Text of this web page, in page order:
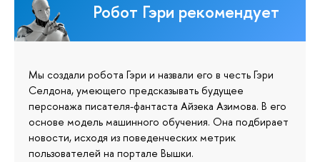
Робот Гэри рекомендует
Мы создали робота Гэри и назвали его в честь Гэри
Селдона, умеющего предсказывать будущее
персонажа писателя-фантаста Айзека Азимова. В его
основе модель машинного обучения. Она подбирает
новости, исходя из поведенческих метрик
пользователей на портале Вышки.